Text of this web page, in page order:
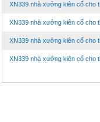
XN339 nhà xưởng kiên cố cho
XN339 nhà xưởng kiên cố cho
XN339 nhà xưởng kiên cố cho
XN339 nhà xưởng kiên cố cho